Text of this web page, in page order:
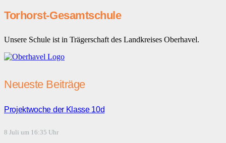
Torhorst-Gesamtschule
Unsere Schule ist in Trägerschaft des Landkreises Oberhavel.
Neueste Beiträge
Projektwoche der Klasse 10d
8 Juli um 16:35 Uhr